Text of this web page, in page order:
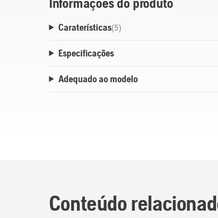
Caraterísticas(5)
Especificações
Adequado ao modelo
Conteúdo